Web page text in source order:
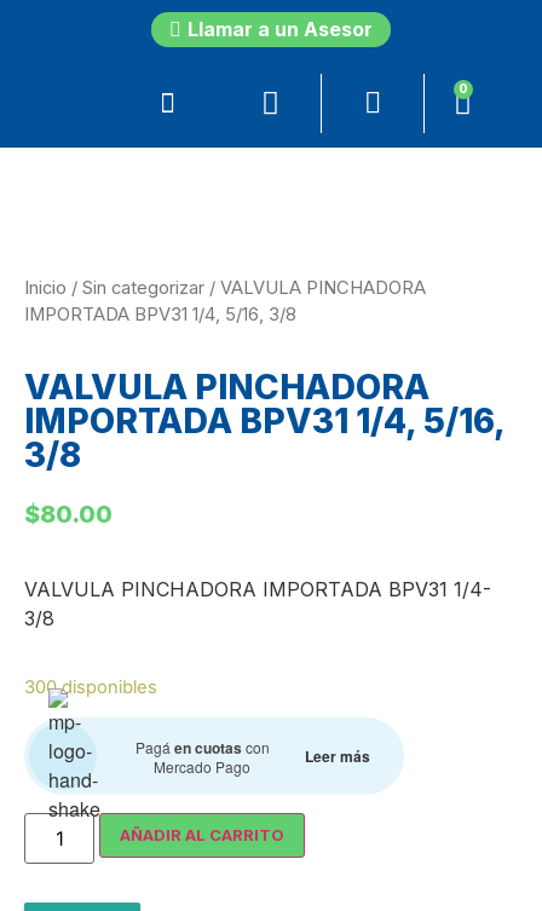
Llamar a un Asesor
0
Inicio / Sin categorizar / VALVULA PINCHADORA
IMPORTADA BPV31 1/4, 5/16, 3/8
VALVULA PINCHADORA
IMPORTADA BPV31 1/4, 5/16,
3/8
$80.00
VALVULA PINCHADORA IMPORTADA BPV31 1/4-
3/8
300 disponibles
Pagáen cuotas con
Mercado Pago
Leer más
AÑADIR AL CARRITO